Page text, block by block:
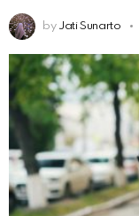
by Jati Sunarto